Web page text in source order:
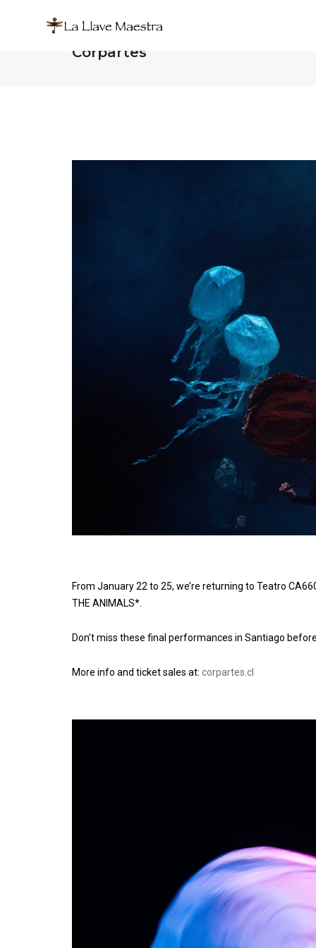
La Llave Maestra´s season at
Corpartes
From January 22 to 25, we’re returning to Teatro
THE ANIMALS*.
Don’t miss these final performances in Santiago
More info and ticket sales at: corpartes.cl